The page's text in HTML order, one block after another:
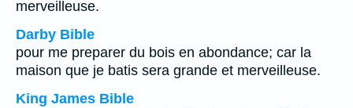
merveilleuse.
Darby Bible
pour me preparer du bois en abondance; car la
maison que je batis sera grande et merveilleuse.
King James Bible